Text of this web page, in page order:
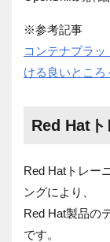
※参考記事
コンテナプラ
ける良いところ
Red Hatト
Red Hatトレー
ングにより、
Red Hat製品の
です。